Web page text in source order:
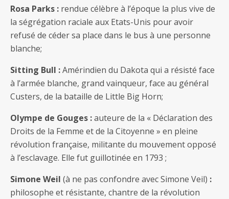
Rosa Parks : rendue célèbre à l’époque la plus vive de
la ségrégation raciale aux Etats-Unis pour avoir
refusé de céder sa place dans le bus à une personne
blanche;
Sitting Bull :Amérindien du Dakota qui a résisté face
à l’armée blanche, grand vainqueur, face au général
Custers, de la bataille de Little Big Horn;
Olympe de Gouges :auteure de la « Déclaration des
Droits de la Femme et de la Citoyenne » en pleine
révolution française, militante du mouvement opposé
à l’esclavage. Elle fut guillotinée en 1793 ;
Simone Weil (à ne pas confondre avec Simone Veil) :
philosophe et résistante, chantre de la révolution